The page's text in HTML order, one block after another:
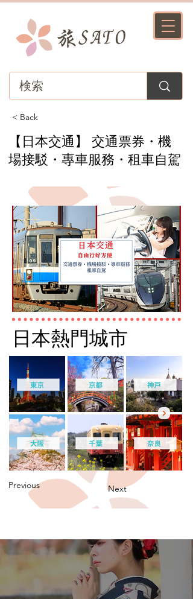
< Back
【日本交通】 交通票券・機
場接駁・專車服務・租車自駕
日本熱門城市
Previous Next